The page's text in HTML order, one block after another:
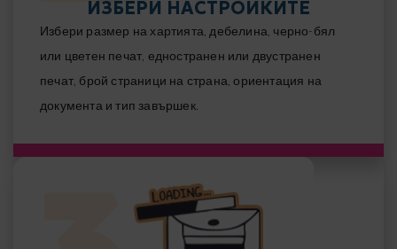
ИЗБЕРИ НАСТРОЙКИТЕ
Избери размер на хартията, дебелина, черно-бял
или цветен печат, едностранен или двустранен
печат, брой страници на страна, ориентация на
документа и тип завършек.